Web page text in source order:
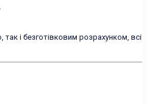
і безготівковим розрахунком, всі